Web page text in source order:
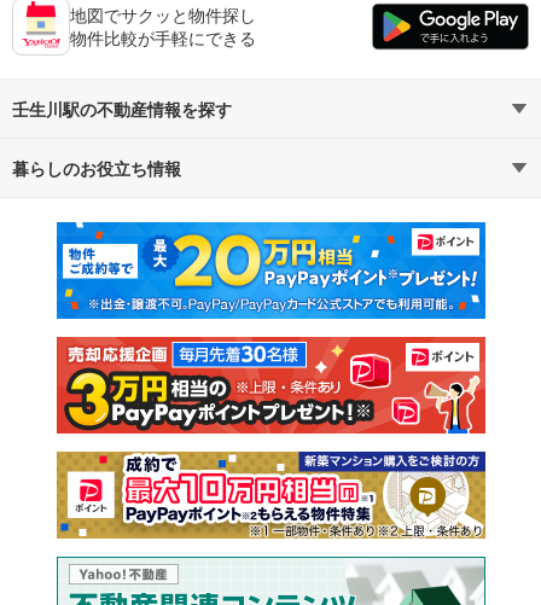
地図でサクッと物件探し
物件比較が手軽にできる
壬生川駅の不動産情報を探す
不動産・住宅
新築マンション 中古マンション
新築一戸建て 中古一戸建て
注文住宅 土地
売却査定
暮らしのお役立ち情報
マンションカタログ 教えて！住まいの先生